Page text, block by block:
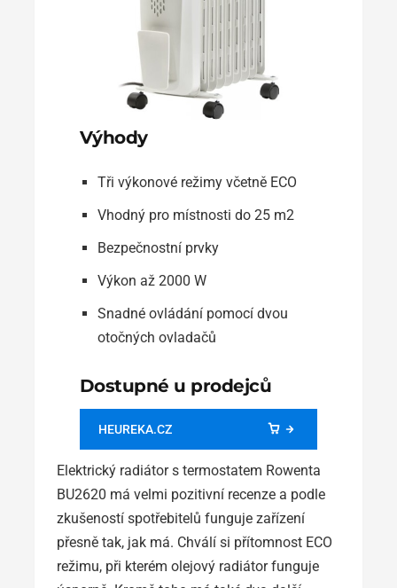
Výhody
Tři výkonové režimy včetně ECO
Vhodný pro místnosti do 25 m2
Bezpečnostní prvky
Výkon až 2000 W
Snadné ovládání pomocí dvou
otočných ovladačů
Dostupné u prodejců
HEUREKA.CZ
Elektrický radiátor s termostatem Rowenta
BU2620 má velmi pozitivní recenze a podle
zkušeností spotřebitelů funguje zařízení
přesně tak, jak má. Chválí si přítomnost ECO
režimu, při kterém olejový radiátor funguje